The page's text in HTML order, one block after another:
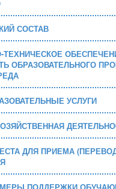
СОСТАВ
ТЕХНИЧЕСКОЕ
ОБРАЗОВАТЕЛЬНОГО
УСЛУГИ
ДЛЯ ПРИЕМА